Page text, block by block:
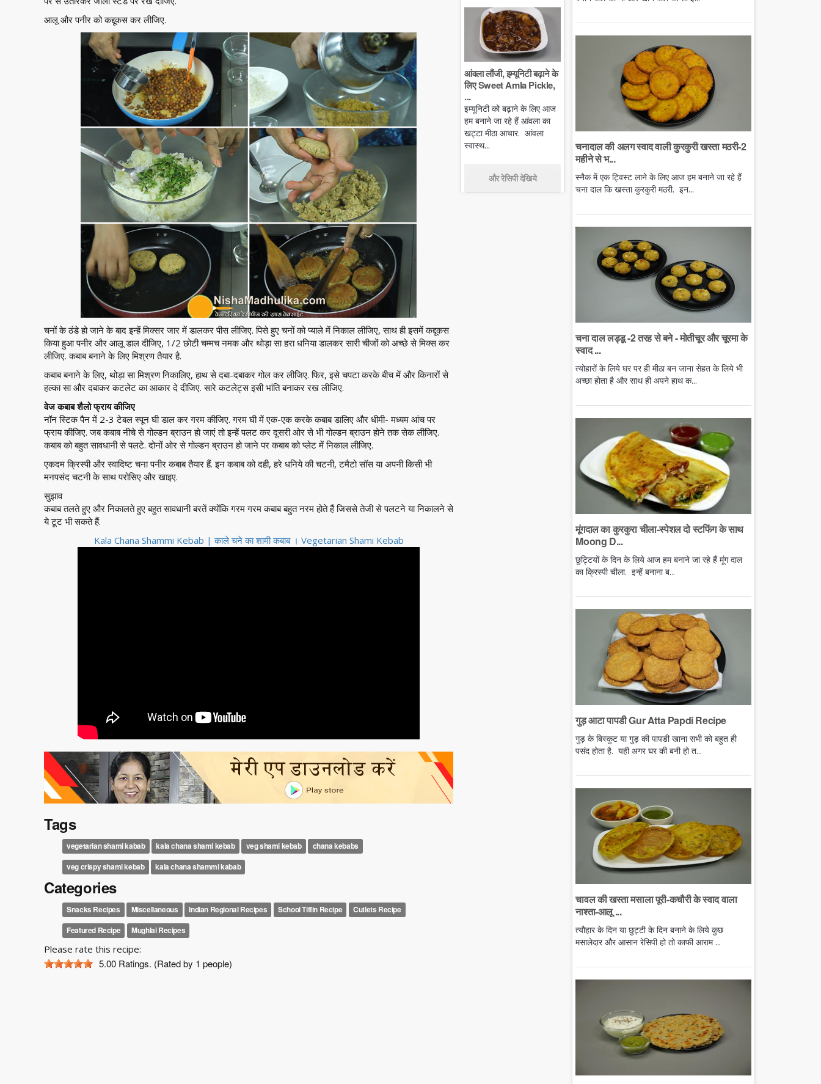
आलू और पनीर को कद्दूकस कर लीजिए.
चनों के ठंडे हो जाने के बाद इन्हें मिक्सर जार में डालकर पीस लीजिए. पिसे हुए चनों को प्याले में निकाल लीजिए, साथ ही इसमें कद्दूकस
किया हुआ पनीर और आलू डाल दीजिए, 1/2 छोटी चम्मच नमक और थोड़ा सा हरा धनिया डालकर सारी चीजों को अच्छे से मिक्स कर
लीजिए. कबाब बनाने के लिए मिश्रण तैयार है.
कबाब बनाने के लिए, थोड़ा सा मिश्रण निकालिए, हाथ से दबा-दबाकर गोल कर लीजिए. फिर, इसे चपटा करके बीच में और किनारों से
हल्का सा और दबाकर कटलेट का आकार दे दीजिए. सारे कटलेट्स इसी भांति बनाकर रख लीजिए.
वेज कबाब शैलो फ्राय कीजिए
नॉन स्टिक पैन में 2-3 टेबल स्पून घी डाल कर गरम कीजिए. गरम घी में एक-एक करके कबाब डालिए और धीमी- मध्यम आंच पर
फ्राय कीजिए. जब कबाब नीचे से गोल्डन ब्राउन हो जाएं तो इन्हें पलट कर दूसरी ओर से भी गोल्डन ब्राउन होने तक सेक लीजिए.
कबाब को बहुत सावधानी से पलटे. दोनों ओर से गोल्डन ब्राउन हो जाने पर कबाब को प्लेट में निकाल लीजिए.
एकदम क्रिस्पी और स्वादिष्ट चना पनीर कबाब तैयार हैं. इन कबाब को दही, हरे धनिये की चटनी, टमैटो सॉस या अपनी किसी भी
मनपसंद चटनी के साथ परोसिए और खाइए.
सुझाव
कबाब तलते हुए और निकालते हुए बहुत सावधानी बरतें क्योंकि गरम गरम कबाब बहुत नरम होते हैं जिससे तेजी से पलटने या निकालने से
ये टूट भी सकते हैं.
Kala Chana Shammi Kebab | काले चने का शामी कबाब । Vegetarian Shami Kebab
Tags
vegetarian shami kabab kala chana shami kebab veg shami kebab
chana kebabs
veg crispy shami kebab
kala chana shammi kabab
Categories
Snacks Recipes Miscellaneous Indian Regional Recipes School Tiffin Recipe
Cutlets Recipe
Featured Recipe
Mughlai Recipes
Please rate this recipe:
5.00 Ratings. (Rated by 1 people)
आंवला लौंजी, इम्यूनिटी बढ़ाने के
लिए Sweet Amla Pickle,
...
इम्यूनिटी को बढ़ाने के लिए आज
हम बनाने जा रहे हैं आंवला का
खट्टा मीठा आचार. आंवला
स्वास्थ...
और रेसिपी देखिये
चनादाल की अलग स्वाद वाली कुरकुरी खस्ता मठरी-2
महीने से भ...
स्नैक में एक ट्विस्ट लाने के लिए आज हम बनाने जा रहे हैं
चना दाल कि खस्ता कुरकुरी मठरी. इन...
चना दाल लड्डू -2 तरह से बने - मोतीचूर और चूरमा के
स्वाद ...
त्योहारों के लिये घर पर ही मीठा बन जाना सेहत के लिये भी
अच्छा होता है और साथ ही अपने हाथ क...
मूंगदाल का कुरकुरा चीला-स्पेशल दो स्टफिंग के साथ
Moong D...
छुट्टियों के दिन के लिये आज हम बनाने जा रहे हैं मूंग दाल
का क्रिस्पी चीला. इन्हें बनाना ब...
गुड़ आटा पापडी Gur Atta Papdi Recipe
गुड़ के बिस्कुट या गुड़ की पापडी खाना सभी को बहुत ही
पसंद होता है. यही अगर घर की बनी हो त...
चावल की खस्ता मसाला पूरी-कचौरी के स्वाद वाला
नाश्ता-आलू ...
त्यौहार के दिन या छुट्टी के दिन बनाने के लिये कुछ
मसालेदार और आसान रेसिपी हो तो काफी आराम ...